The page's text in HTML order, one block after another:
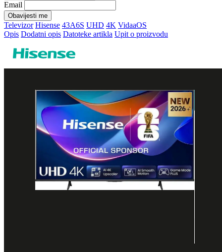
Email
Obavijesti me
Televizor Hisense 43A6S UHD 4K VidaaOS
Opis Dodatni opis Datoteke artikla Upit o proizvodu